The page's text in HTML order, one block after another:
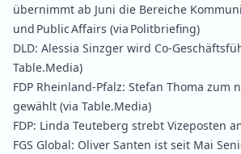
übernimmt ab Juni die Bereiche
und Public Affairs (via Politbriefing)
DLD: Alessia Sinzger wird
Table.Media)
FDP Rheinland-Pfalz: Stefan Thoma zum
gewählt (via Table.Media)
FDP: Linda Teuteberg strebt Vizeposten
FGS Global: Oliver Santen ist seit Mai